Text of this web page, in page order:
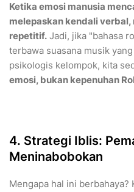
Ketika emosi manusia
melepaskan kendali
repetitif. Jadi, jika "bahasa
terbawa suasana musik
psikologis kelompok, kita
emosi, bukan kepenuhan
4. Strategi Iblis:
Meninabobokan
Mengapa hal ini berbahaya?